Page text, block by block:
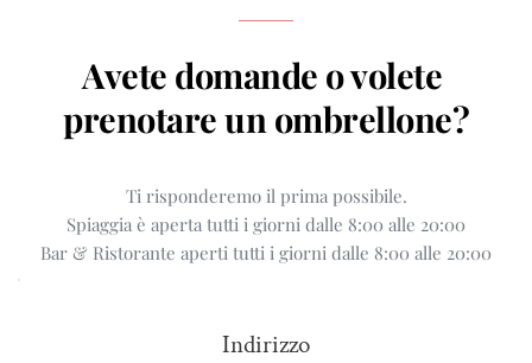
Avete domande o volete
prenotare un ombrellone?
Ti risponderemo il prima possibile.
Spiaggia è aperta tutti i giorni dalle 8:00 alle 20:00
Bar & Ristorante aperti tutti i giorni dalle 8:00 alle 20:00
Indirizzo